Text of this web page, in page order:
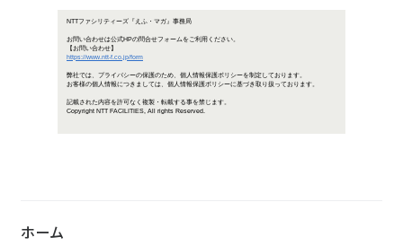
お客さまの課題解決に役立つ情報な
ホーム